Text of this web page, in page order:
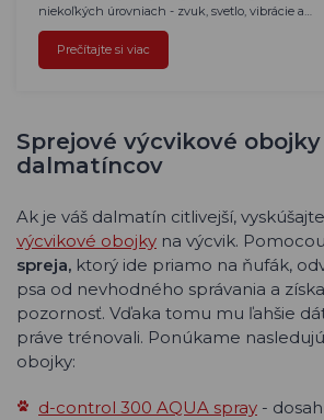
niekoľkých úrovniach - zvuk, svetlo, vibrácie a…
Prečítajte si viac
Sprejové výcvikové
dalmatíncov
Ak je váš dalmatín citlivejší, vyskúšajte
výcvikové obojky na výcvik. Pomocou
spreja, ktorý ide priamo na ňufák,
psa od nevhodného správania a
pozornosť. Vďaka tomu mu ľahšie
práve trénovali. Ponúkame
obojky:
d-control 300 AQUA spray -